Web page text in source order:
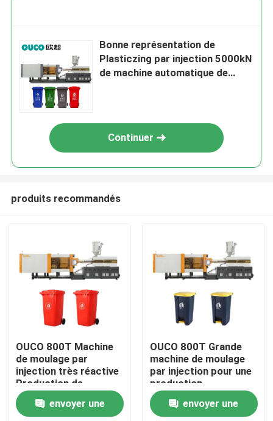
Maison
Produits
Au sujet de nous
Bonne représentation de
Plasticzing par injection 5000kN
de machine automatique de
Continuer
produits recommandés
OUCO 800T Machine
de moulage par
injection très réactive
Production de
grandes poubelles
extérieuresenvoyer une
OUCO 800T Grande
machine de moulage
par injection pour une
production
automatisée et
efficace de poubelles
envoyer une